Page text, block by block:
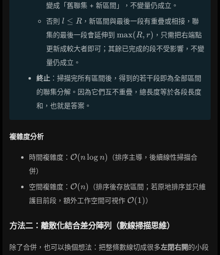
變成「舊聯集 + 新區間」，不變量仍成立。
否則 l
R
l ≤ R，新區間與最後一段有重疊或相接，聯
集的最後一段會延伸到 \max(R,
max(R, r) ，只需把右端點
更新成較大者即可；其餘已完成的段不受影響，不變
量仍成立。
終止 ：掃描完所有區間後，得到的若干段即為全部區間
的聯集分解。因為它們互不重疊，總長度等於各段長度
和，也就是答案。
複雜度分析
時間複雜度： \mathcal{O}
(n \log n)
O(n log n)
（排序主導，後續線性掃描合
併）
空間複雜度： \mathcal{O}
(n)
O(n)
（排序後存放區間；若原地排序並只維
護目前段，額外工作空間可視作 \mathcal{O}
O(1)）
方法二：離散化結合差分陣列（數線掃描思維）
除了合併，也可以換個想法：把整條數線切成很多左閉右開的小段